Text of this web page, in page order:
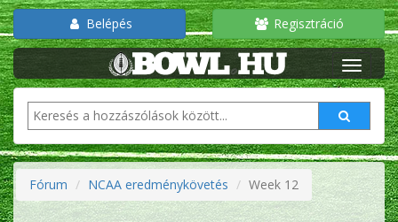
Belépés Regisztráció
Fórum NCAA eredménykövetés Week 12